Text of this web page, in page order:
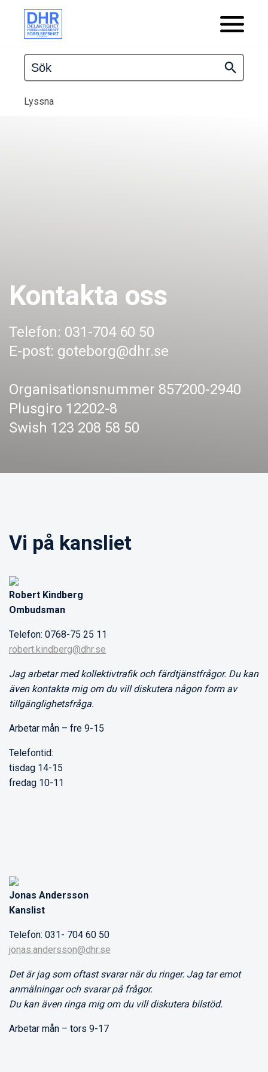
Lyssna
Kontakta oss
Telefon: 031-704 60 50
E-post: goteborg@dhr.se
Organisationsnummer 857200-2940
Plusgiro 12202-8
Swish 123 208 58 50
Vi på kansliet
Robert Kindberg
Ombudsman
Telefon: 0768-75 25 11
robert.kindberg@dhr.se
Jag arbetar med kollektivtrafik och färdtjänstfrågor. Du kan
även kontakta mig om du vill diskutera någon form av
tillgänglighetsfråga.
Arbetar mån – fre 9-15
Telefontid:
tisdag 14-15
fredag 10-11
Jonas Andersson
Kanslist
Telefon: 031- 704 60 50
jonas.andersson@dhr.se
Det är jag som oftast svarar när du ringer. Jag tar emot
anmälningar och svarar på frågor.
Du kan även ringa mig om du vill diskutera bilstöd.
Arbetar mån – tors 9-17